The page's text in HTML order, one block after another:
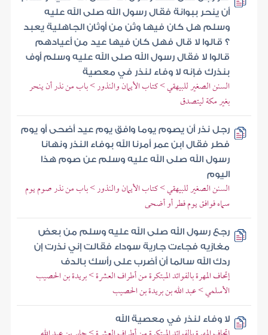
أن ينحر ببوانة فقال رسول الله صلى الله عليه
وسلم هل كان فيها وثن من أوثان الجاهلية يعبد
؟ قالوا لا قال فهل كان فيها عيد من أعيادهم
قالوا لا فقال رسول الله صلى الله عليه وسلم أوف
بنذرك فإنه لا وفاء لنذر في معصية
السنن الصغير للبيهقي > كتاب الأيمان والنذور > باب من نذر أن ينحر
بغير مكة ليتصدق
رجل نذر أن يصوم يوما وافق يوم عيد أضحى أو يوم
فطر فقال ابن عمر أمرنا الله بوفاء النذر ونهانا
رسول الله صلى الله عليه وسلم عن صوم هذا
اليوم
السنن الصغير للبيهقي > كتاب الأيمان والنذور > باب من نذر صوم يوم
سماه فوافق يوم فطر أو أضحى
رجع رسول الله صلى الله عليه وسلم من بعض
مغازيه فجاءت جارية سوداء فقالت إني نذرت إن
ردك الله سالما أن أضرب على رأسك بالدف
إتحاف المهرة بالفوائد المبتكرة من أطراف العشرة > بريدة بن الحصيب
الأسلمي > عبد الله بن بريدة بن الحصيب
لا وفاء لنذر في معصية الله